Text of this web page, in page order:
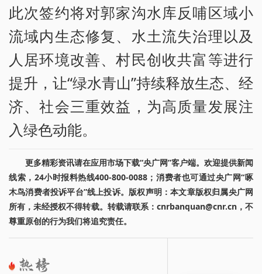
此次签约将对郭家沟水库反哺区域小
流域内生态修复、水土流失治理以及
人居环境改善、村民创收共富等进行
提升，让“绿水青山”持续释放生态、经
济、社会三重效益，为高质量发展注
入绿色动能。
更多精彩资讯请在应用市场下载“央广网”客户端。欢迎提供新闻
线索，24小时报料热线400-800-0088；消费者也可通过央广网“啄
木鸟消费者投诉平台”线上投诉。版权声明：本文章版权归属央广网
所有，未经授权不得转载。转载请联系：cnrbanquan@cnr.cn，不
尊重原创的行为我们将追究责任。